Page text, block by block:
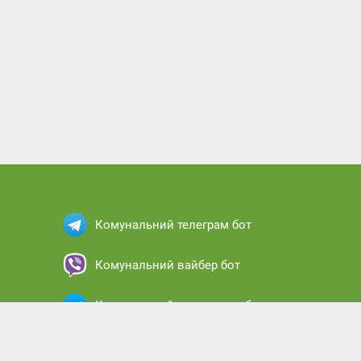
Комунальний телеграм бот
Комунальний вайбер бот
Комунальний месенджер бот